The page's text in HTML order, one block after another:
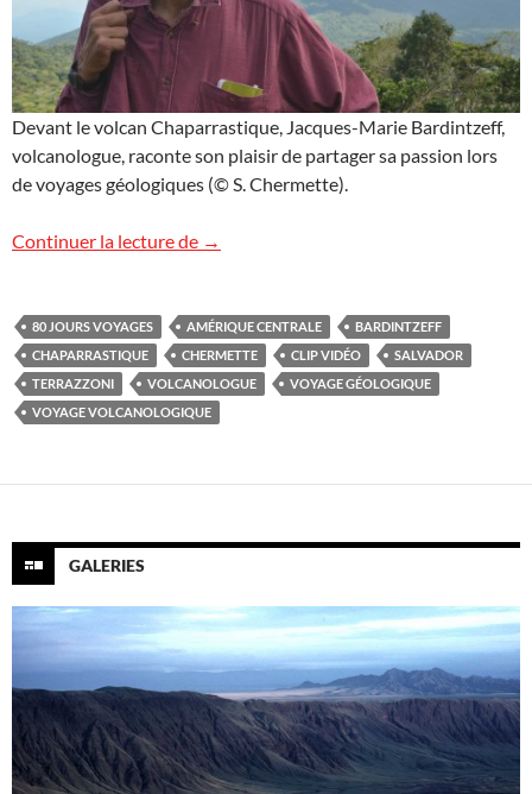
Devant le volcan Chaparrastique, Jacques-Marie Bardintzeff,
volcanologue, raconte son plaisir de partager sa passion lors
de voyages géologiques (© S. Chermette).
Continuer la lecture de Salvador : le clip vidéo !
→
80 JOURS VOYAGES AMÉRIQUE CENTRALE
BARDINTZEFF
CHAPARRASTIQUE
CHERMETTE CLIP VIDÉO
SALVADOR
TERRAZZONI
VOLCANOLOGUE
VOYAGE GÉOLOGIQUE
VOYAGE VOLCANOLOGIQUE
GALERIES